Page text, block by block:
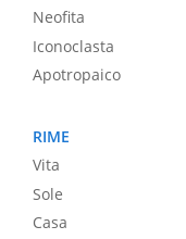
Neofita
Iconoclasta
Apotropaico
RIME
Vita
Sole
Casa